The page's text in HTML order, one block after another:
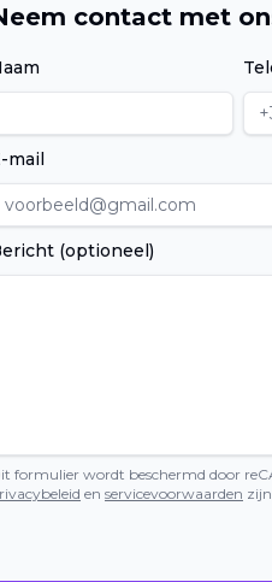
contact met
mail
(optioneel)
formulier wordt beschermd door
en servicevoorwaarden